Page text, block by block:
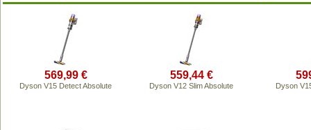
569,99 €
Dyson V15 Detect Absolute
559,44 €
Dyson V12 Slim Absolute Dyson